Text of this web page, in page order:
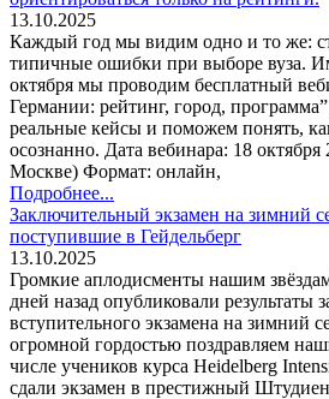
13.10.2025
Каждый год мы видим одно и то же:
типичные ошибки при выборе вуза.
октября мы проводим бесплатный
Германии: рейтинг, город,
реальные кейсы и поможем понять,
осознанно. Дата вебинара: 18
Москве) Формат: онлайн,
Подробнее...
Заключительный экзамен на зимний
поступившие в Гейдельберг
13.10.2025
Громкие аплодисменты нашим
дней назад опубликовали результаты
вступительного экзамена на зимний
огромной гордостью поздравляем
числе учеников курса Heidelberg
сдали экзамен в престижный